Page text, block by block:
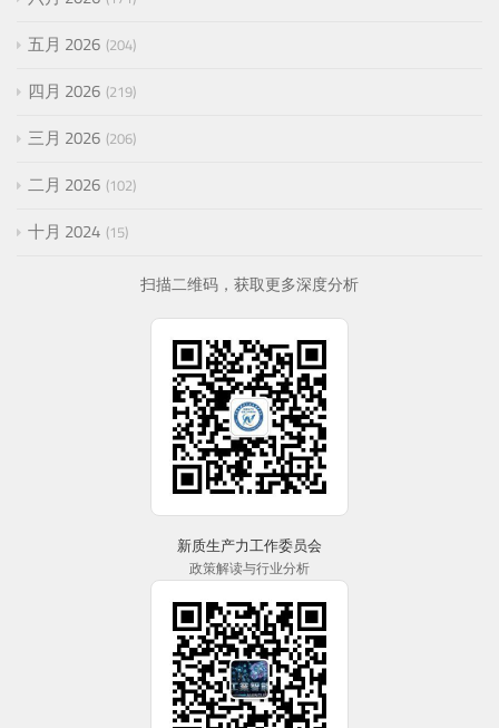
五月 2026 204
四月 2026 219
三月 2026 206
二月 2026 102
十月 2024 15
扫描二维码，获取更多深度分析
新质生产力工作委员会
政策解读与行业分析